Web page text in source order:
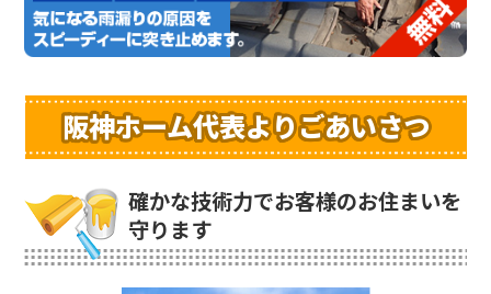
阪神ホーム代表よりごあいさつ
確かな技術力でお客様のお住まいを
守ります